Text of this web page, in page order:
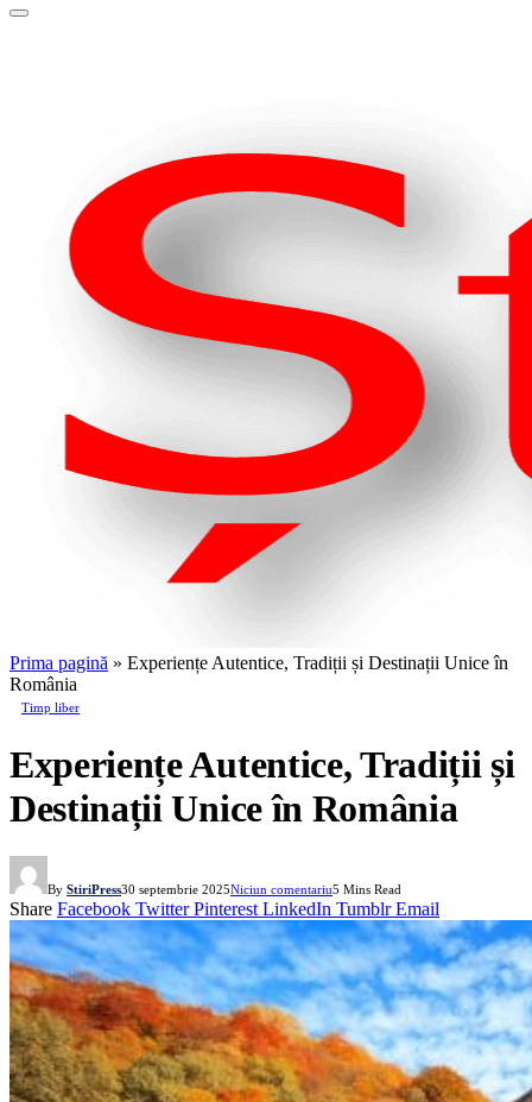
Prima pagină » Experiențe Autentice, Tradiții și Destinații Unice în
România
Timp liber
Experiențe Autentice, Tradiții și
Destinații Unice în România
By StiriPress30 septembrie 2025Niciun comentariu5 Mins Read
Share Facebook Twitter Pinterest LinkedIn Tumblr Email